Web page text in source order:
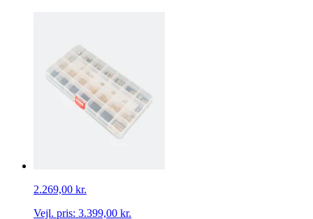
2.269,00 kr.
Vejl. pris: 3.399,00 kr.